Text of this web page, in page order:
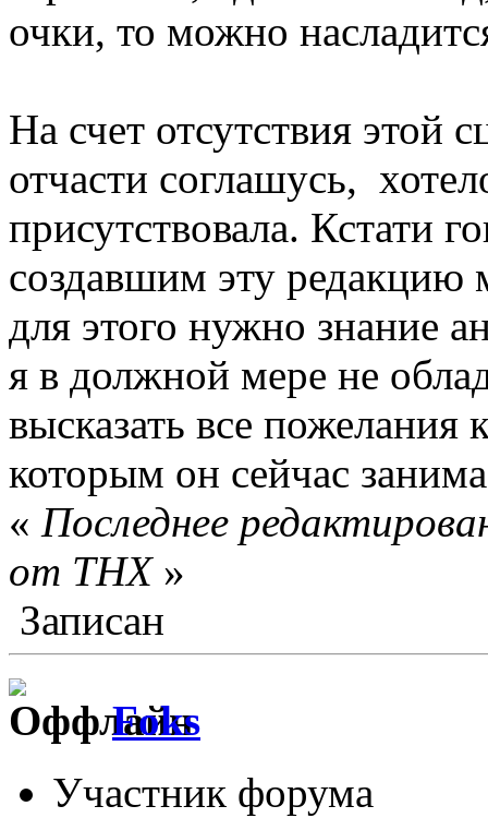
очки, то можно
На счет отсутствия этой
отчасти соглашусь,
присутствовала. Кстати
создавшим эту редакцию
для этого нужно знание
я в должной мере не
высказать все пожелания
которым он сейчас
« Последнее
от THX»
Записан
Foks
Участник форума